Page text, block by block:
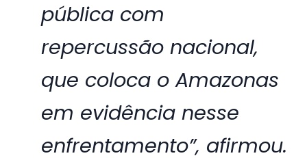
pública com
repercussão nacional,
que coloca o Amazonas
em evidência nesse
enfrentamento”, afirmou.